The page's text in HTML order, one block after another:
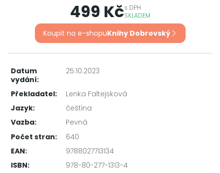
499 Kčs DPH
SKLADEM
Koupit na e-shopuKnihy Dobrovský
Datum
vydání:
25.10.2023
Překladatel:
Lenka Faltejsková
Jazyk:
čeština
Vazba:
Pevná
Počet stran:
640
EAN:
9788027713134
ISBN:
978-80-277-1313-4